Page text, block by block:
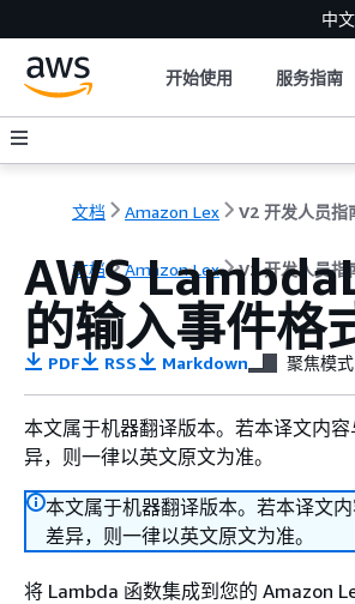
中
开始使用 服务指南
文档 Amazon Lex V2 开发人员指
文档 Amazon Lex V2 开发人员指
AWS
的输入事件格
PDF RSS Markdown 聚焦模式
本文属于机器翻译版本。若本译文内
异，则一律以英文原文为准。
本文属于机器翻译版本。若本译文
差异，则一律以英文原文为准。
将 Lambda 函数集成到您的 Amazon